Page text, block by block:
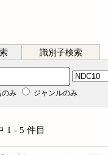
識別子検索
のみ ジャンルのみ
1 - 5 件目